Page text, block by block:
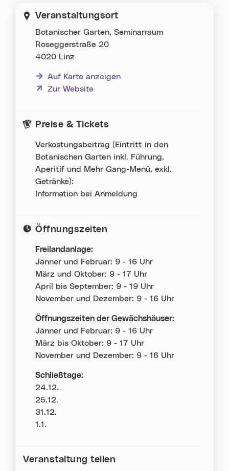
Veranstaltungsort
Botanischer Garten, Seminarraum
Roseggerstraße 20
4020 Linz
Auf Karte anzeigen
Zur Website
(neues Fenster)
Preise & Tickets
Verkostungsbeitrag (Eintritt in den
Botanischen Garten inkl. Führung,
Aperitif und Mehr Gang-Menü, exkl.
Getränke):
Information bei Anmeldung
Öffnungszeiten
Freilandanlage:
Jänner und Februar: 9 - 16 Uhr
März und Oktober: 9 - 17 Uhr
April bis September: 9 - 19 Uhr
November und Dezember: 9 - 16 Uhr
Öffnungszeiten der Gewächshäuser:
Jänner und Februar: 9 - 16 Uhr
März bis Oktober: 9 - 17 Uhr
November und Dezember: 9 - 16 Uhr
Schließtage:
24.12.
25.12.
31.12.
1.1.
Veranstaltung teilen